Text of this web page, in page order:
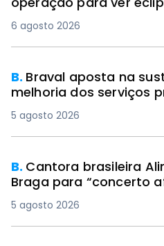
6 agosto 2026
B. Braval aposta na
melhoria dos serviços
5 agosto 2026
B. Cantora brasileira
Braga para “concerto
5 agosto 2026